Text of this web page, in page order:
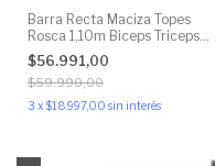
Barra Recta Maciza Topes
Rosca 1,10m Biceps Triceps
27mm
$56.991,00
$59.990,00
3 x$18.997,00 sin interés